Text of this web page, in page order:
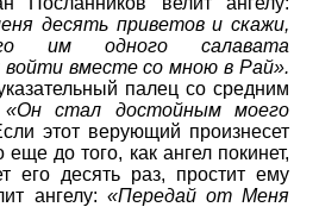
десять приветов и скажи,
им одного салавата
вместе со мною в Рай».
палец со средним
«Он стал достойным моего
этот верующий произнесет
еще до того, как ангел покинет,
его десять раз, простит ему
ангелу: «Передай от Меня